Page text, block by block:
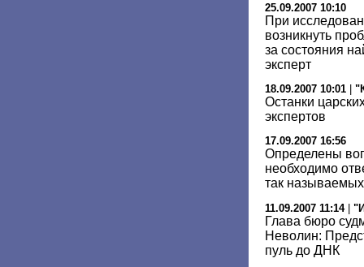
25.09.2007 10:10
При
возникнуть
за состояния
эксперт
18.09.2007 10:01
Останки
экспертов
17.09.2007 16:56
Определены
необходимо
так
11.09.2007 11:14|
Глава бюро
Неволин:
пуль до ДНК